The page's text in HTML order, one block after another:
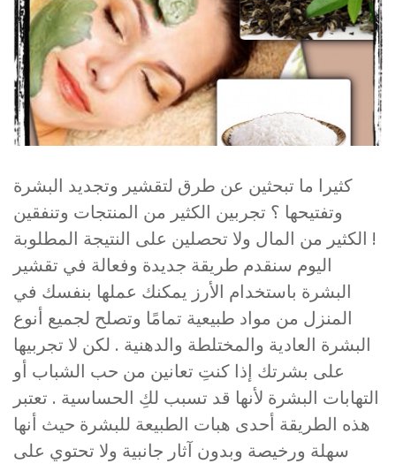
كثيرا ما تبحثين عن طرق لتقشير وتجديد البشرة
وتفتيحها ؟ تجربين الكثير من المنتجات وتنفقين
الكثير من المال ولا تحصلين على النتيجة المطلوبة !
اليوم سنقدم طريقة جديدة وفعالة في تقشير
البشرة باستخدام الأرز يمكنك عملها بنفسك في
المنزل من مواد طبيعية تمامًا وتصلح لجميع أنوع
البشرة العادية والمختلطة والدهنية . لكن لا تجربيها
على بشرتك إذا كنتِ تعانين من حب الشباب أو
التهابات البشرة لأنها قد تسبب لكِ الحساسية . تعتبر
هذه الطريقة أحدى هبات الطبيعة للبشرة حيث أنها
سهلة ورخيصة وبدون آثار جانبية ولا تحتوي على